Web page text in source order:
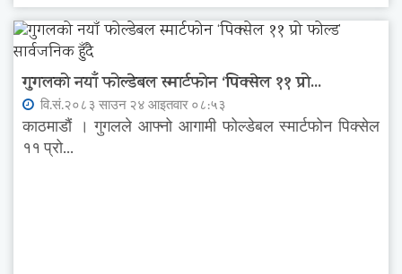
गुगलको नयाँ फोल्डेबल स्मार्टफोन ‘पिक्सेल ११ प्रो...
वि.सं.२०८३ साउन २४ आइतवार ०८:५३
काठमाडौं । गुगलले आफ्नो आगामी फोल्डेबल स्मार्टफोन पिक्सेल
११ प्रो...